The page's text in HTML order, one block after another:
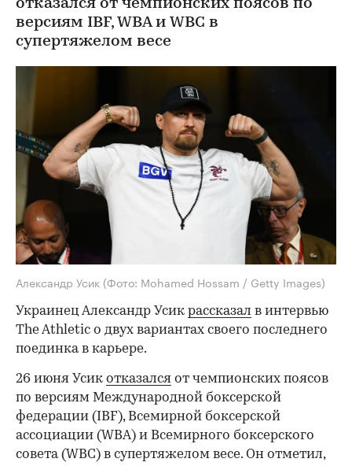
отказался от чемпионских поясов по
версиям IBF, WBA и WBC в
супертяжелом весе
Александр Усик (Фото: Mohamed Hossam / Getty Images)
Украинец Александр Усик рассказал в интервью
The Athletic о двух вариантах своего последнего
поединка в карьере.
26 июня Усик отказался от чемпионских поясов
по версиям Международной боксерской
федерации (IBF), Всемирной боксерской
ассоциации (WBA) и Всемирного боксерского
совета (WBC) в супертяжелом весе. Он отметил,